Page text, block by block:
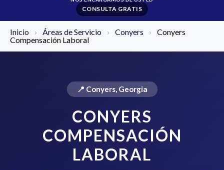
CONSULTA GRATIS
Inicio › Áreas de Servicio › Conyers ›
Conyers
Compensación Laboral
📍 Conyers, Georgia
CONYERS
COMPENSACIÓN
LABORAL